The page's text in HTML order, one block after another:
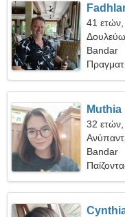
41 ετών,
Δουλεύω
γυναίκα
Bandar
Muthia
32 ετών,
Bandar